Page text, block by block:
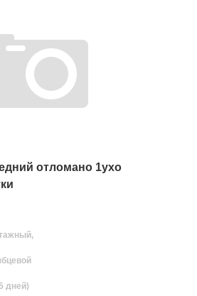
отломано 1ухо
дней)